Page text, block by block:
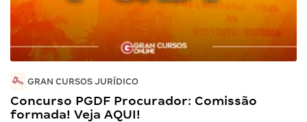
GRAN CURSOS JURÍDICO
Concurso PGDF Procurador: Comissão
formada! Veja AQUI!